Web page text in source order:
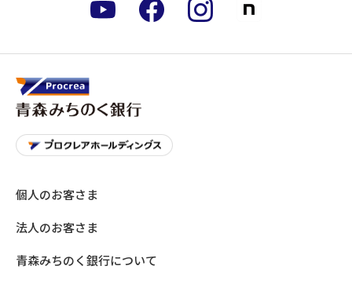
個人のお客さま
法人のお客さま
青森みちのく銀行について